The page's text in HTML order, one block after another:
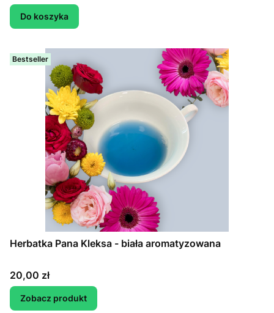
Do koszyka
Bestseller
Herbatka Pana Kleksa - biała aromatyzowana
Cena
20,00 zł
Zobacz produkt